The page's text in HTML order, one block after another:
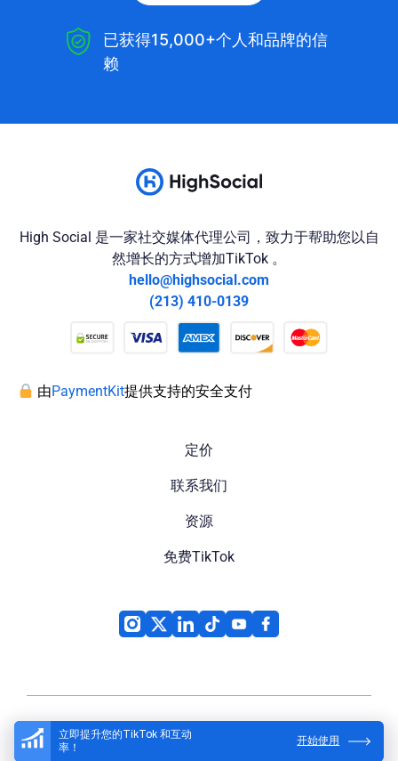
立即提升您的TikTok 和互动
率！
开始使用
已获得15,000+个人和品牌的信
赖
High Social 是一家社交媒体代理公司，致力于帮助您以自
然增长的方式增加TikTok 。
hello@highsocial.com
(213) 410-0139
由PaymentKit提供支持的安全支付
定价
联系我们
资源
免费TikTok